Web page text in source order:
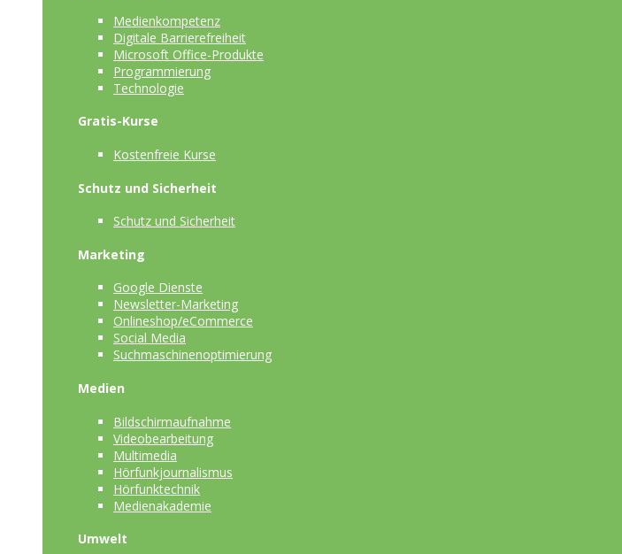
Medienkompetenz
Digitale Barrierefreiheit
Microsoft Office-Produkte
Programmierung
Technologie
Gratis-Kurse
Kostenfreie Kurse
Schutz und Sicherheit
Schutz und Sicherheit
Marketing
Google Dienste
Newsletter-Marketing
Onlineshop/eCommerce
Social Media
Suchmaschinenoptimierung
Medien
Bildschirmaufnahme
Videobearbeitung
Multimedia
Hörfunkjournalismus
Hörfunktechnik
Medienakademie
Umwelt